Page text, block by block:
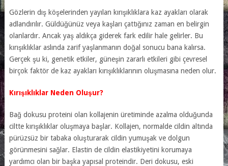
Gözlerin dış köşelerinden yayılan kırışıklıklara kaz ayakları olarak
adlandırılır. Güldüğünüz veya kaşları çattığınız zaman en belirgin
olanlardır. Ancak yaş aldıkça giderek fark edilir hale gelirler. Bu
kırışıklıklar aslında zarif yaşlanmanın doğal sonucu bana kalırsa.
Gerçek şu ki, genetik etkiler, güneşin zararlı etkileri gibi çevresel
birçok faktör de kaz ayakları kırışıklıklarının oluşmasına neden olur.
Kırışıklıklar Neden Oluşur?
Bağ dokusu proteini olan kollajenin üretiminde azalma olduğunda
ciltte kırışıklıklar oluşmaya başlar. Kollajen, normalde cildin altında
pürüzsüz bir tabaka oluşturarak cildin yumuşak ve dolgun
görünmesini sağlar. Elastin de cildin elastikiyetini korumaya
yardımcı olan bir başka yapısal proteindir. Deri dokusu, eski